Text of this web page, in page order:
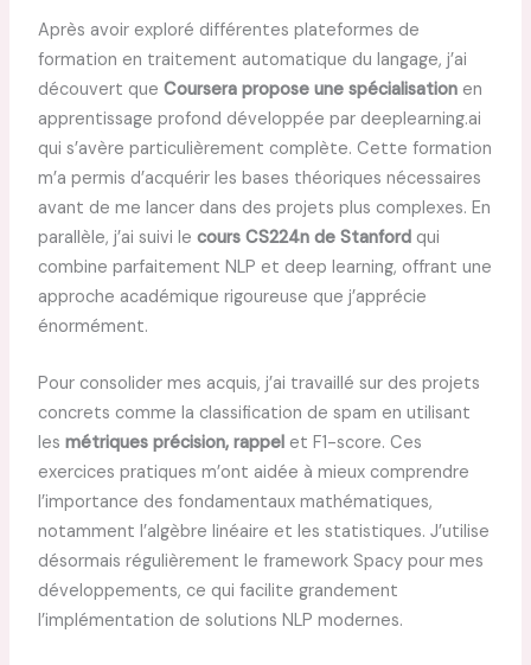
Après avoir exploré différentes plateformes de
formation en traitement automatique du langage, j’ai
découvert que Coursera propose une spécialisationen
apprentissage profond développée par deeplearning.ai
qui s’avère particulièrement complète. Cette formation
m’a permis d’acquérir les bases théoriques nécessaires
avant de me lancer dans des projets plus complexes. En
parallèle, j’ai suivi le cours CS224n de Stanfordqui
combine parfaitement NLP et deep learning, offrant une
approche académique rigoureuse que j’apprécie
énormément.
Pour consolider mes acquis, j’ai travaillé sur des projets
concrets comme la classification de spam en utilisant
les métriques précision, rappelet F1-score. Ces
exercices pratiques m’ont aidée à mieux comprendre
l’importance des fondamentaux mathématiques,
notamment l’algèbre linéaire et les statistiques. J’utilise
désormais régulièrement le framework Spacy pour mes
développements, ce qui facilite grandement
l’implémentation de solutions NLP modernes.